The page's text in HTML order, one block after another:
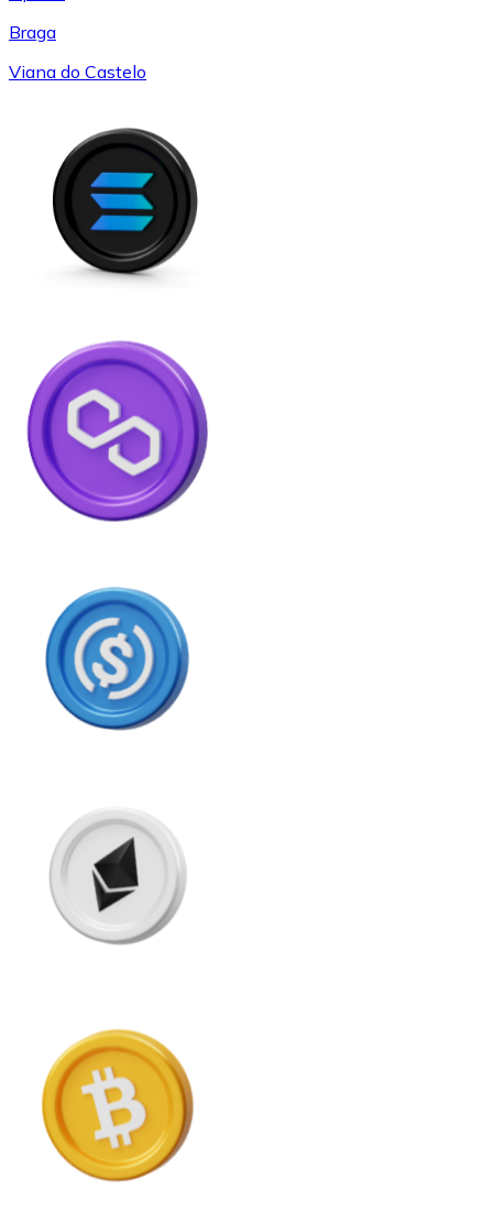
Braga
Viana do Castelo